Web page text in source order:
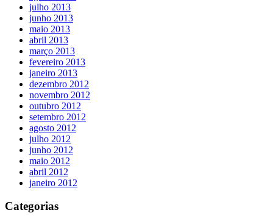
julho 2013
junho 2013
maio 2013
abril 2013
março 2013
fevereiro 2013
janeiro 2013
dezembro 2012
novembro 2012
outubro 2012
setembro 2012
agosto 2012
julho 2012
junho 2012
maio 2012
abril 2012
janeiro 2012
Categorias